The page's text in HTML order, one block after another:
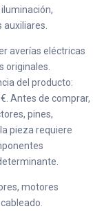
averías eléctricas
originales.
del producto:
Antes de comprar,
pines,
pieza requiere
motores